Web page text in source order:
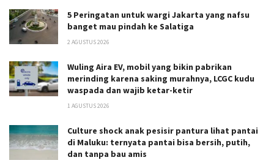
5 Peringatan untuk wargi Jakarta yang nafsu
banget mau pindah ke Salatiga
2 AGUSTUS 2026
Wuling Aira EV, mobil yang bikin pabrikan
merinding karena saking murahnya, LCGC kudu
waspada dan wajib ketar-ketir
1 AGUSTUS 2026
Culture shock anak pesisir pantura lihat pantai
di Maluku: ternyata pantai bisa bersih, putih,
dan tanpa bau amis